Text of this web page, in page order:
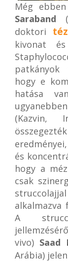
Még
Saraband
doktori
kivonat
patkányok
hogy e
hatása
(Kazvin,
összegezték
és
hogy a
csak
alkalmazva
A
vivo) Saad
Arábia)